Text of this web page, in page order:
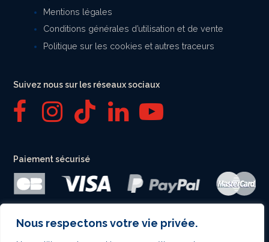
Nous respectons votre vie privée.
Mentions légales
Conditions générales d’utilisation et de vente
Politique sur les cookies et autres traceurs
Suivez nous sur les réseaux sociaux
F
c
e
b
I
s
a
T
k
t
o
L
n
k
e
Y
T
u
Paiement sécurisé